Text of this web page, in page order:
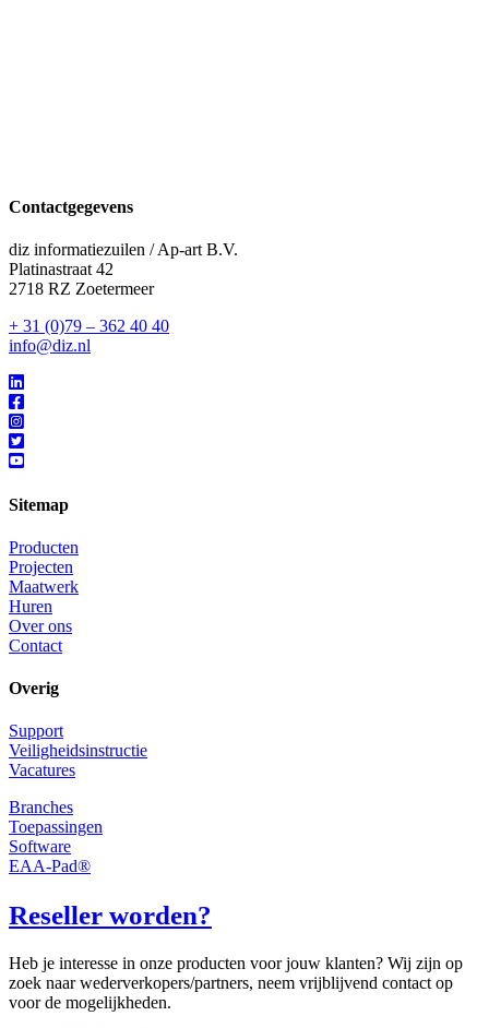
Contactgegevens
diz informatiezuilen / Ap-art B.V.
Platinastraat 42
2718 RZ Zoetermeer
+ 31 (0)79 – 362 40 40
info@diz.nl
Sitemap
Producten
Projecten
Maatwerk
Huren
Over ons
Contact
Overig
Support
Veiligheidsinstructie
Vacatures
Branches
Toepassingen
Software
EAA-Pad®
Reseller worden?
Heb je interesse in onze producten voor jouw klanten? Wij zijn op
zoek naar wederverkopers/partners, neem vrijblijvend contact op
voor de mogelijkheden.